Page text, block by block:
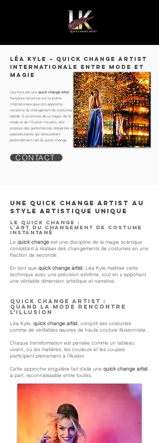
Léa Kyle – Quick Change Artist
internationale entre mode et
magie
Léa Kyle est une quick change artist
française reconnue sur la scène
internationale pour son approche
novatrice du changement de costumes
rapide. À la croisée de la magie, de la
mode et de l’illusion visuelle, elle
propose des performances élégantes et
spectaculaires qui renouvellent
profondément l’art du quick change.
CONTACT
Une quick change artist au
style artistique unique
Le quick change :
l'art du changement de costume
instantané
Le quick change est une discipline de la magie scénique
consistant à réaliser des changements de costumes en une
fraction de seconde.
En tant que quick change artist, Léa Kyle maîtrise cette
technique avec une précision extrême, tout en y apportant
une véritable dimension artistique et narrative.
Quick change artist :
Quand la mode rencontre
l’illusion
Léa Kyle, quick change artist, conçoit ses costumes
comme de véritables œuvres de haute couture illusionniste.
Chaque transformation est pensée comme un tableau
vivant, où les matières, les couleurs et les coupes
participent pleinement à l’illusion.
Cette approche singulière fait d’elle une quick change artist
à part, reconnaissable entre toutes.